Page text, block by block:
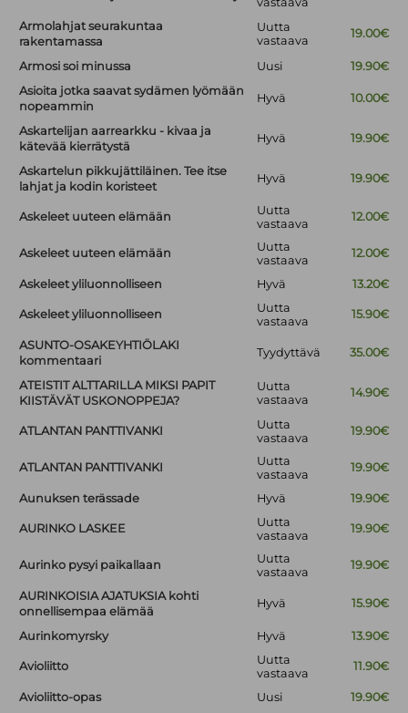
Armolahjat seurakuntaa
rakentamassa
Uutta
vastaava
19.00€
Armosi soi minussa Uusi
19.90€
Asioita jotka saavat sydämen lyömään
nopeammin
Hyvä 10.00€
Askartelijan aarrearkku - kivaa ja
kätevää kierrätystä
Hyvä 19.90€
Askartelun pikkujättiläinen. Tee itse
lahjat ja kodin koristeet
Hyvä 19.90€
Askeleet uuteen elämään
Uutta
vastaava
12.00€
Askeleet uuteen elämään
Uutta
vastaava
12.00€
Askeleet yliluonnolliseen Hyvä 13.20€
Askeleet yliluonnolliseen
Uutta
vastaava
15.90€
ASUNTO-OSAKEYHTIÖLAKI
kommentaari
Tyydyttävä 35.00€
ATEISTIT ALTTARILLA MIKSI PAPIT
KIISTÄVÄT USKONOPPEJA?
Uutta
vastaava
14.90€
ATLANTAN PANTTIVANKI
Uutta
vastaava
19.90€
ATLANTAN PANTTIVANKI
Uutta
vastaava
19.90€
Aunuksen terässade Hyvä 19.90€
AURINKO LASKEE
Uutta
vastaava
19.90€
Aurinko pysyi paikallaan
Uutta
vastaava
19.90€
AURINKOISIA AJATUKSIA kohti
onnellisempaa elämää
Hyvä 15.90€
Aurinkomyrsky Hyvä 13.90€
Avioliitto
Uutta
vastaava
11.90€
Avioliitto-opas Uusi 19.90€